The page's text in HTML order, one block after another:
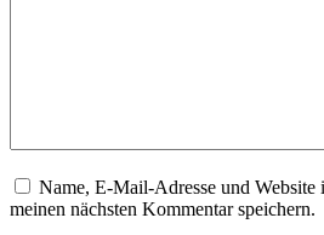
Dieses
Name, E-Mail-Adresse und Website
meinen nächsten Kommentar speichern.